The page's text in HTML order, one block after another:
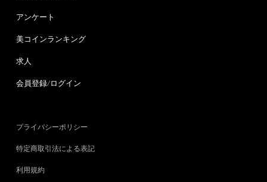
アンケート
美コインランキング
求人
会員登録/ログイン
プライバシーポリシー
特定商取引法による表記
利用規約